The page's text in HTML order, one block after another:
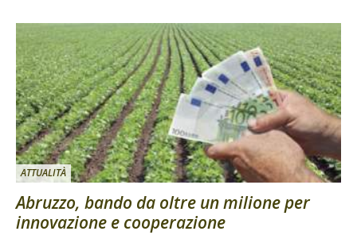
ATTUALITÀ
Abruzzo, bando da oltre un milione per
innovazione e cooperazione